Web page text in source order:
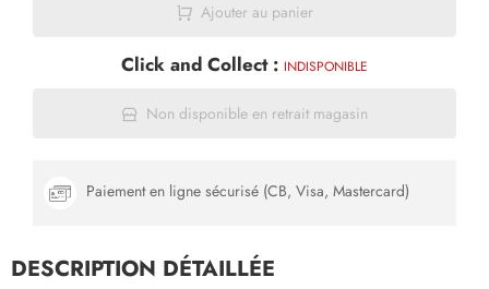
Ajouter au panier
Click and Collect : INDISPONIBLE
Non disponible en retrait magasin
Paiement en ligne sécurisé (CB, Visa, Mastercard)
DESCRIPTION DÉTAILLÉE